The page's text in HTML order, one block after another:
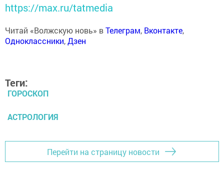
https://max.ru/tatmedia
Читай «Волжскую новь» вТелеграм, Вконтакте,
Одноклассники,Дзен
Теги:
ГОРОСКОП
АСТРОЛОГИЯ
Перейти на страницу новости